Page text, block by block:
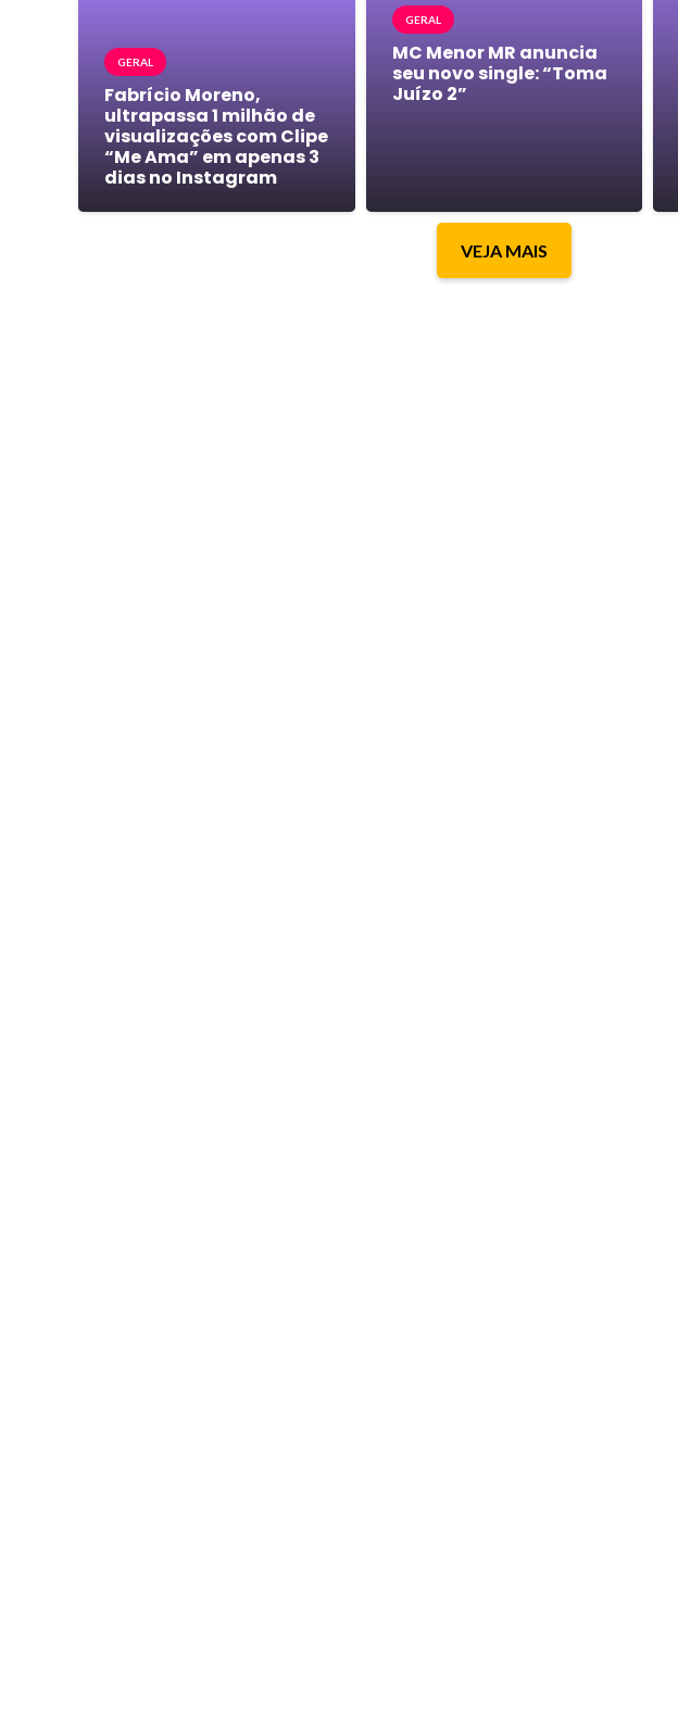
GERAL
Fabrício Moreno,
ultrapassa 1 milhão de
visualizações com Clipe
“Me Ama” em apenas 3
dias no Instagram
GERAL
MC Menor MR anuncia
seu novo single: “Toma
Juízo 2”
VEJA MAIS